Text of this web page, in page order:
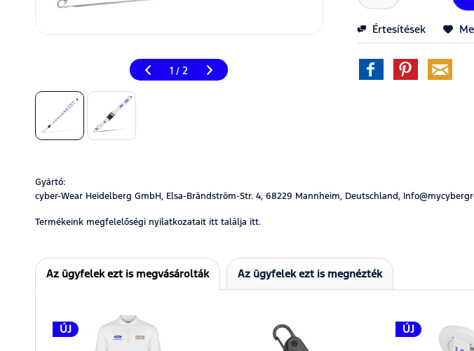
1 / 2
Értesítések
Gyártó:
cyber-Wear Heidelberg GmbH, Elsa-Brändström-Str. 4, 68229 Mannheim, Deutschland,
Termékeink megfelelőségi nyilatkozatait itt találja itt.
Az ügyfelek ezt is megvásárolták Az ügyfelek ezt is megnézték
ÚJ ÚJ